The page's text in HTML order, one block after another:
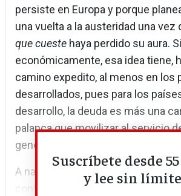
persiste en Europa y porque
una vuelta a la austeridad una vez
que cueste haya perdido su aura.
económicamente, esa idea tiene,
camino expedito, al menos en los
desarrollados, pues para los
desarrollo, la deuda es más una
palanca que movilizar al servicio
general. Este es especialmente el
A nadie se le escapa: ningún país
continente tiene los medios para
Suscríbete desde
y lee sin